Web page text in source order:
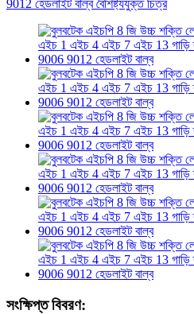
সংক্ষিপ্ত বিবরণ: